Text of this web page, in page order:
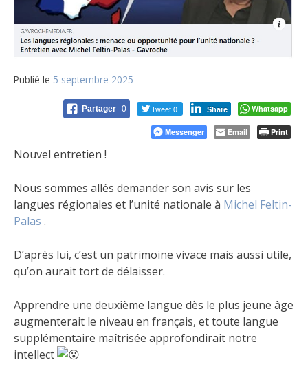
Publié le 5 septembre 2025
Partager 0 Tweet 0 Share Whatsapp
Messenger Email Print
Nouvel entretien !
Nous sommes allés demander son avis sur les
langues régionales et l’unité nationale à Michel Feltin-
Palas .
D’après lui, c’est un patrimoine vivace mais aussi utile,
qu’on aurait tort de délaisser.
Apprendre une deuxième langue dès le plus jeune âge
augmenterait le niveau en français, et toute langue
supplémentaire maîtrisée approfondirait notre
intellect